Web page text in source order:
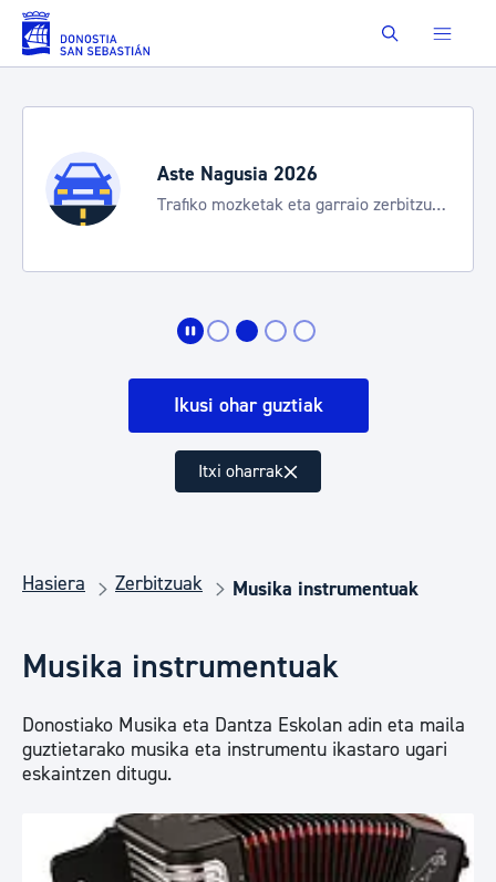
Eduki nagusira joan Buscar
Aste Nagusia 2026
Trafiko mozketak eta garraio zerbitzu
Ikusi ohar guztiak
Itxi oharrak
Hasiera Zerbitzuak Musika instrumentuak
Musika instrumentuak
Donostiako Musika eta Dantza Eskolan adin eta maila
guztietarako musika eta instrumentu ikastaro ugari
eskaintzen ditugu.